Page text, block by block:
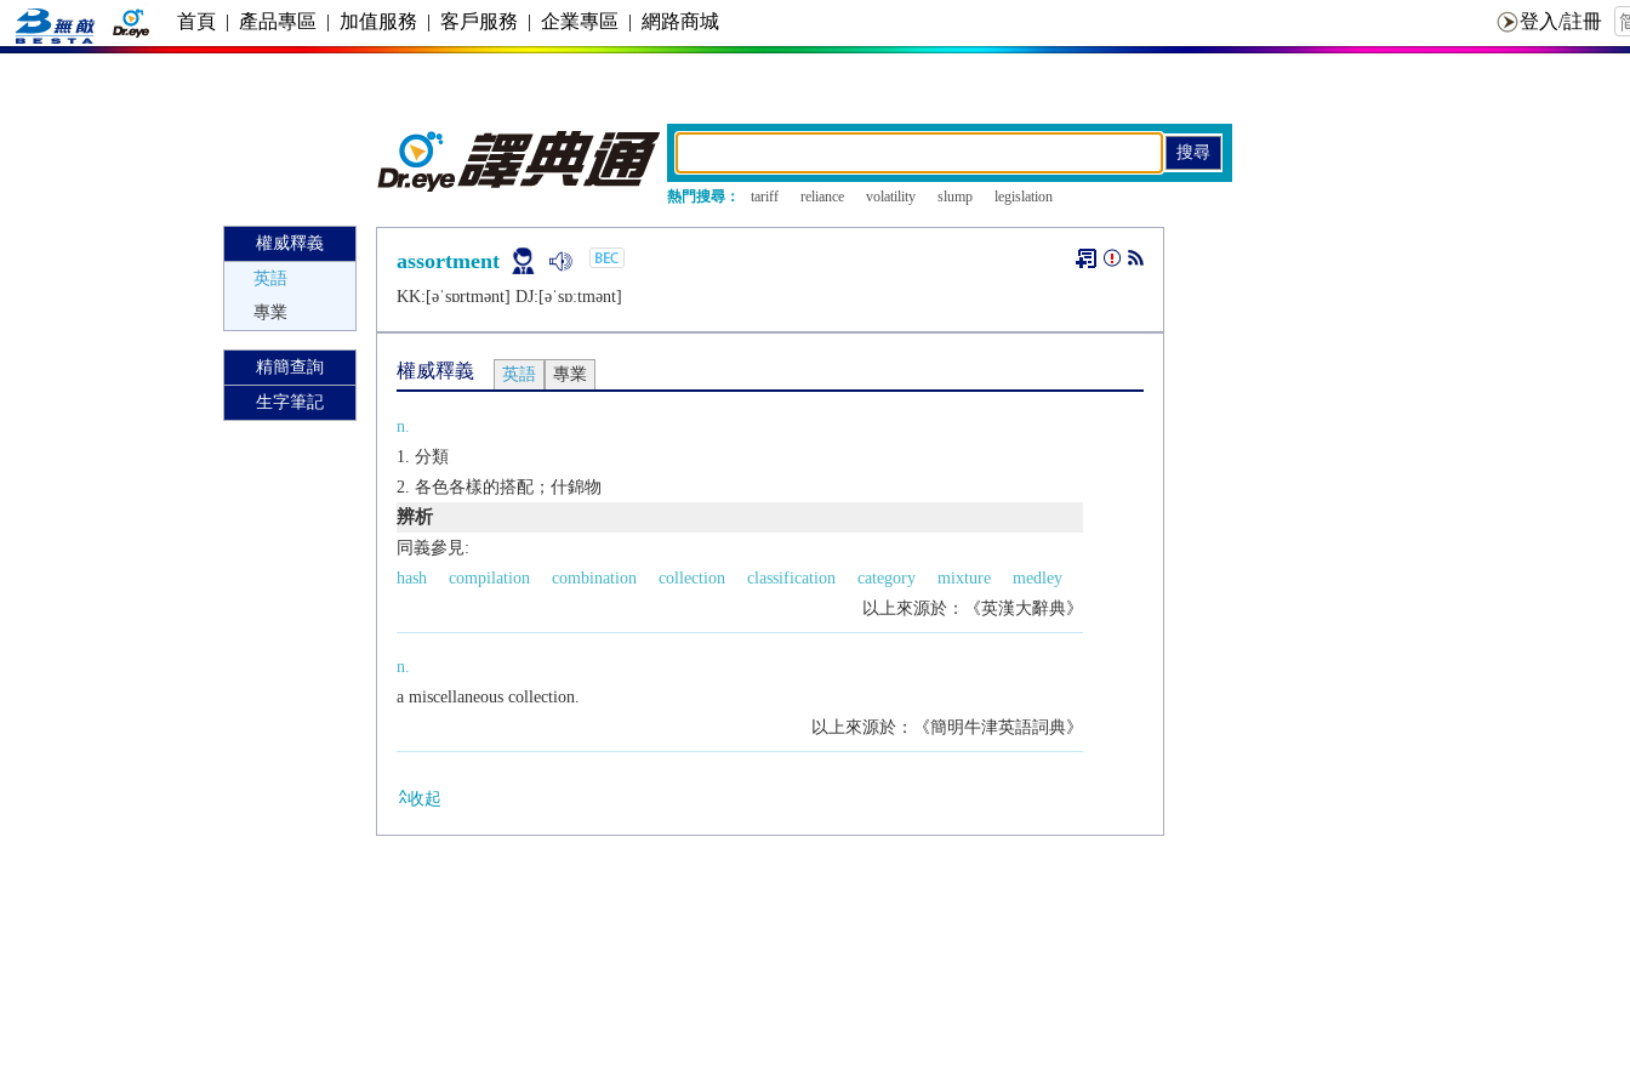
首頁 | 產品專區 | 加值服務 | 客戶服務 | 企業專區 | 網路商城
熱門搜尋： tariff reliance volatility slump legislation
權威釋義
英語
專業
精簡查詢
生字筆記
assortment
KK:[ǝˈsɒrtmǝnt] DJ:[ǝˈsɒːtmǝnt]
權威釋義 英語 專業
n.
分類
各色各樣的搭配；什錦物
辨析
同義參見:
hash
compilation combination collection classification category mixture
medley
以上來源於：《英漢大辭典》
n.
a miscellaneous collection.
以上來源於：《簡明牛津英語詞典》
收起